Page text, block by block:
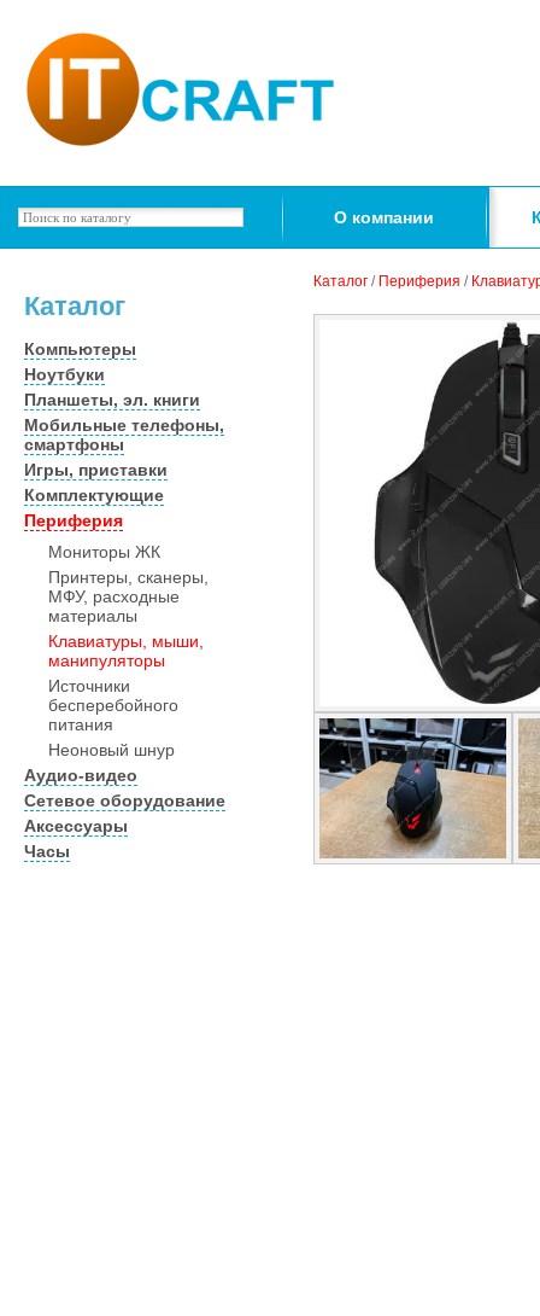
О компании
Каталог
Компьютеры
Ноутбуки
Планшеты, эл. книги
Мобильные телефоны,
смартфоны
Игры, приставки
Комплектующие
Периферия
Мониторы ЖК
Принтеры, сканеры,
МФУ, расходные
материалы
Клавиатуры, мыши,
манипуляторы
Источники
бесперебойного
питания
Неоновый шнур
Аудио-видео
Сетевое оборудование
Аксессуары
Часы
Каталог / Периферия /